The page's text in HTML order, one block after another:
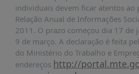
SISTEMA
NACIONAL
DE
FOMENTO
O
individuais devem ficar atentos ao
Relação Anual de Informações
2011. O prazo começou dia 17 de
9 de março. A declaração é feita
do Ministério do Trabalho e
endereços http://